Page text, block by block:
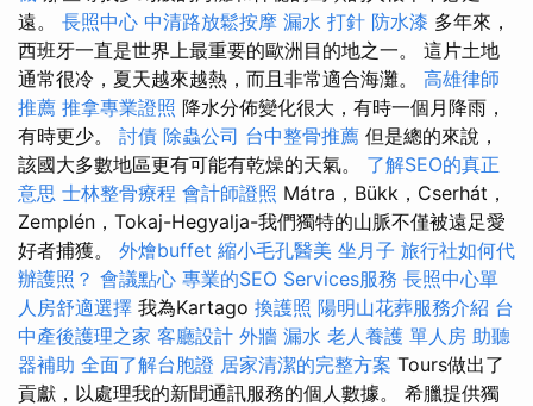
遠。 長照中心 中清路放鬆按摩 漏水 打針 防水漆 多年來，
西班牙一直是世界上最重要的歐洲目的地之一。 這片土地
通常很冷，夏天越來越熱，而且非常適合海灘。 高雄律師
推薦 推拿專業證照 降水分佈變化很大，有時一個月降雨，
有時更少。 討債 除蟲公司 台中整骨推薦 但是總的來說，
該國大多數地區更有可能有乾燥的天氣。 了解SEO的真正
意思 士林整骨療程 會計師證照 Mátra，Bükk，Cserhát，
Zemplén，Tokaj-Hegyalja-我們獨特的山脈不僅被遠足愛
好者捕獲。 外燴buffet 縮小毛孔醫美 坐月子 旅行社如何代
辦護照？ 會議點心 專業的SEO Services服務 長照中心單
人房舒適選擇 我為Kartago 換護照 陽明山花葬服務介紹 台
中產後護理之家 客廳設計 外牆 漏水 老人養護 單人房 助聽
器補助 全面了解台胞證 居家清潔的完整方案 Tours做出了
貢獻，以處理我的新聞通訊服務的個人數據。 希臘提供獨